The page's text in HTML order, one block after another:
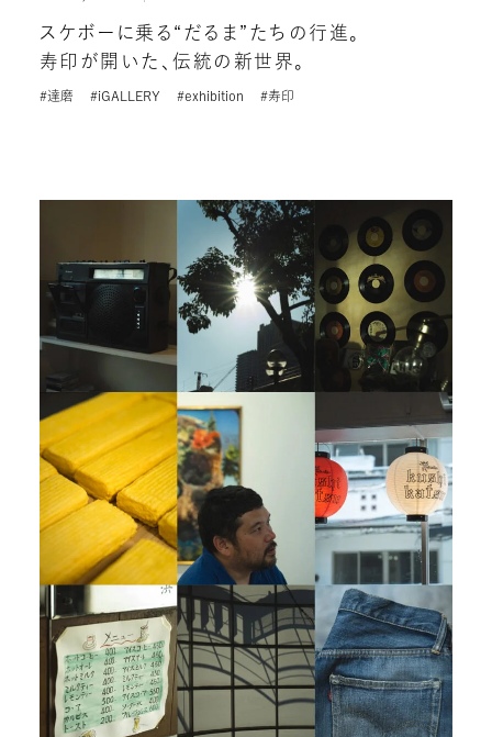
スケボーに乗る“だるま”たちの行進。
寿印が開いた、伝統の新世界。
#達磨 #iGALLERY #exhibition #寿印